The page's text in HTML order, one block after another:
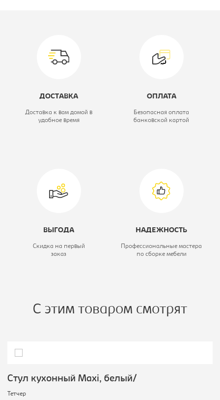
брилиант
Модель: Хлоя Софт
ДОСТАВКА
Доставка к вам домой в
удобное время
ОПЛАТА
Безопасная оплата
банковской картой
ВЫГОДА
Скидка на первый
заказ
НАДЕЖНОСТЬ
Профессиональные мастера
по сборке мебели
С этим товаром смотрят
Стул кухонный Махi, белый/
Тетчер